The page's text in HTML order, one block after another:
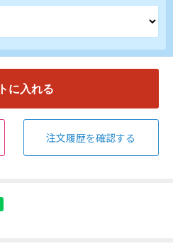
注文履歴を確認する